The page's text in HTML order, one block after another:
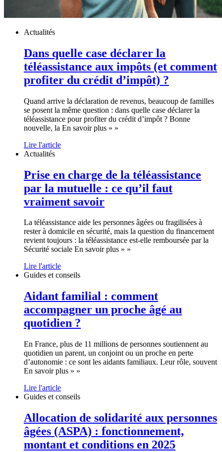
Actualités
Dans quelle case déclarer la
téléassistance aux impôts (et comment
profiter du crédit d’impôt) ?
Quand arrive la déclaration de revenus, beaucoup de familles
se posent la même question : dans quelle case déclarer la
téléassistance pour profiter du crédit d’impôt ? Bonne
nouvelle, la En savoir plus » »
Lire l'article
Actualités
Prise en charge de la téléassistance
par la mutuelle : ce qu’il faut
vraiment savoir
La téléassistance aide les personnes âgées ou fragilisées à
rester à domicile en sécurité, mais la question du financement
revient toujours : la téléassistance est-elle remboursée par la
Sécurité sociale En savoir plus » »
Lire l'article
Guides et conseils
Aidant familial : comment
accompagner un proche âgé au
quotidien ?
En France, plus de 11 millions de personnes soutiennent au
quotidien un parent, un conjoint ou un proche en perte
d’autonomie : ce sont les aidants familiaux. Leur rôle, souvent
En savoir plus » »
Lire l'article
Guides et conseils
Allocation de solidarité aux personnes
âgées (ASPA) : fonctionnement,
montant et conditions en 2025